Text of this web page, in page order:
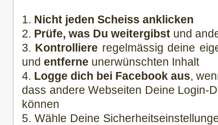
1. Nicht jeden Scheiss anklicken
2. Prüfe, was Du weitergibst und
3. Kontrolliere regelmässig deine
und entferne unerwünschten Inhalt
4. Logge dich bei Facebook aus,
dass andere Webseiten Deine Login-
können
5. Wähle Deine